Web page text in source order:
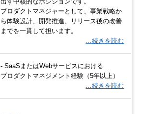
プロダクトマネジャーとして、事業戦略か
ら体験設計、開発推進、リリース後の改善
までを一貫して担います。
…続きを読む
- SaaSまたはWebサービスにおける
プロダクトマネジメント経験（5年以上）
…続きを読む